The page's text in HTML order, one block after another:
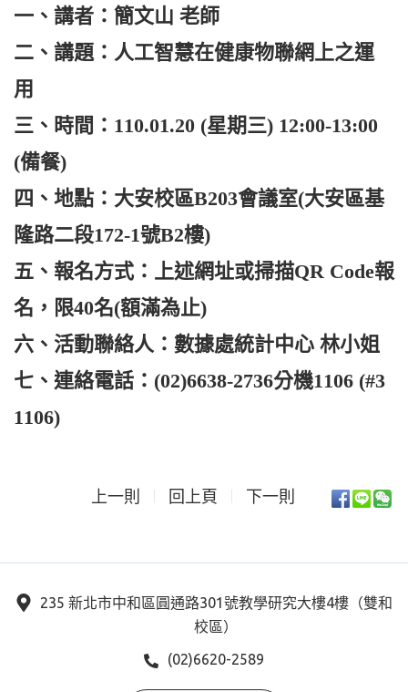
一、講者：簡文山 老師
二、講題：人工智慧在健康物聯網上之運
用
三、時間：110.01.20 (星期三) 12:00-13:00
(備餐)
四、地點：大安校區B203會議室(大安區基
隆路二段172-1號B2樓)
五、報名方式：上述網址或掃描QR Code報
名，限40名(額滿為止)
六、活動聯絡人：數據處統計中心 林小姐
七、連絡電話：(02)6638-2736分機1106 (#3
1106)
上一則 回上頁 下一則
235 新北市中和區圓通路301號教學研究大樓4樓（雙和
校區）
(02)6620-2589